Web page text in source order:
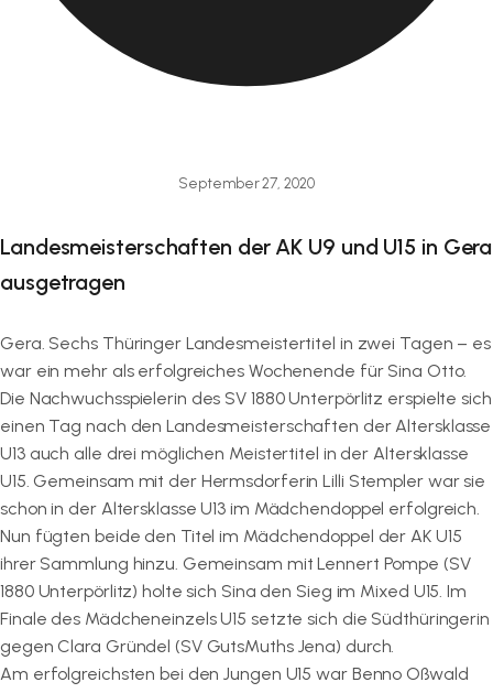
September 27, 2020
Landesmeisterschaften der AK U9 und U15 in Gera
ausgetragen
Gera. Sechs Thüringer Landesmeistertitel in zwei Tagen – es
war ein mehr als erfolgreiches Wochenende für Sina Otto.
Die Nachwuchsspielerin des SV 1880 Unterpörlitz erspielte sich
einen Tag nach den Landesmeisterschaften der Altersklasse
U13 auch alle drei möglichen Meistertitel in der Altersklasse
U15. Gemeinsam mit der Hermsdorferin Lilli Stempler war sie
schon in der Altersklasse U13 im Mädchendoppel erfolgreich.
Nun fügten beide den Titel im Mädchendoppel der AK U15
ihrer Sammlung hinzu. Gemeinsam mit Lennert Pompe (SV
1880 Unterpörlitz) holte sich Sina den Sieg im Mixed U15. Im
Finale des Mädcheneinzels U15 setzte sich die Südthüringerin
gegen Clara Gründel (SV GutsMuths Jena) durch.
Am erfolgreichsten bei den Jungen U15 war Benno Oßwald